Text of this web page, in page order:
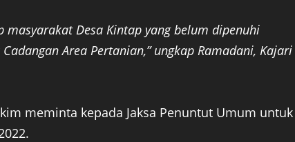
masyarakat Desa Kintap yang belum dipenuhi
Area Pertanian,” ungkap Ramadani, Kajari
meminta kepada Jaksa Penuntut Umum untuk